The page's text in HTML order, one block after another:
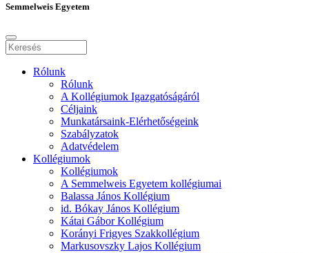
Semmelweis Egyetem
Rólunk
Rólunk
A Kollégiumok Igazgatóságáról
Céljaink
Munkatársaink-Elérhetőségeink
Szabályzatok
Adatvédelem
Kollégiumok
Kollégiumok
A Semmelweis Egyetem kollégiumai
Balassa János Kollégium
id. Bókay János Kollégium
Kátai Gábor Kollégium
Korányi Frigyes Szakkollégium
Markusovszky Lajos Kollégium